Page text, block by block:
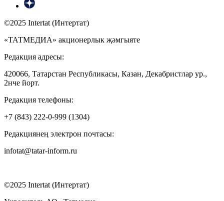
©2025 Intertat (Интертат)
«ТАТМЕДИА» акционерлык җәмгыяте
Редакция адресы:
420066, Татарстан Республикасы, Казан, Декабристлар ур.,
2нче йорт.
Редакция телефоны:
+7 (843) 222-0-999 (1304)
Редакциянең электрон почтасы:
infotat@tatar-inform.ru
©2025 Intertat (Интертат)